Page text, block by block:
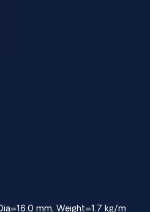
mm, Weight=1.7 kg/m